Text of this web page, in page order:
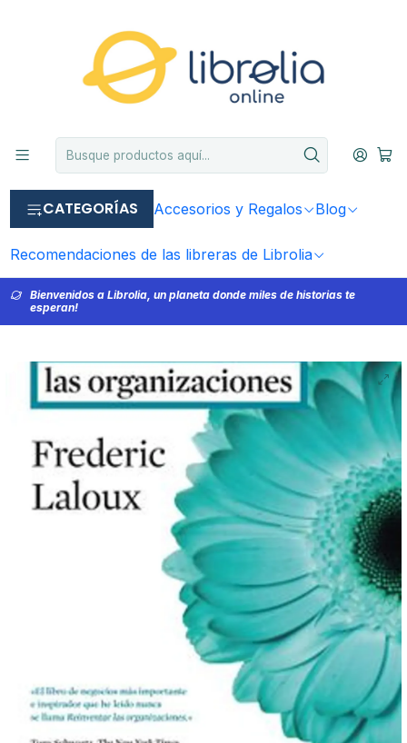
CATEGORÍAS Accesorios y Regalos Blog
Recomendaciones de las libreras de Librolia
Bienvenidos a Librolia, un planeta donde miles de historias te
esperan!